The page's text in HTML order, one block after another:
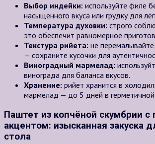
Выбор индейки: используйте филе
насыщенного вкуса или грудку для
Температура духовки: строго
это обеспечит равномерное
Текстура рийета: не
— сохраните кусочки для
Виноградный мармелад:
винограда для баланса вкусов.
Хранение: рийет хранится в
мармелад — до 5 дней в герметичной
Паштет из копчёной скумбрии с
акцентом: изысканная закуска
стола